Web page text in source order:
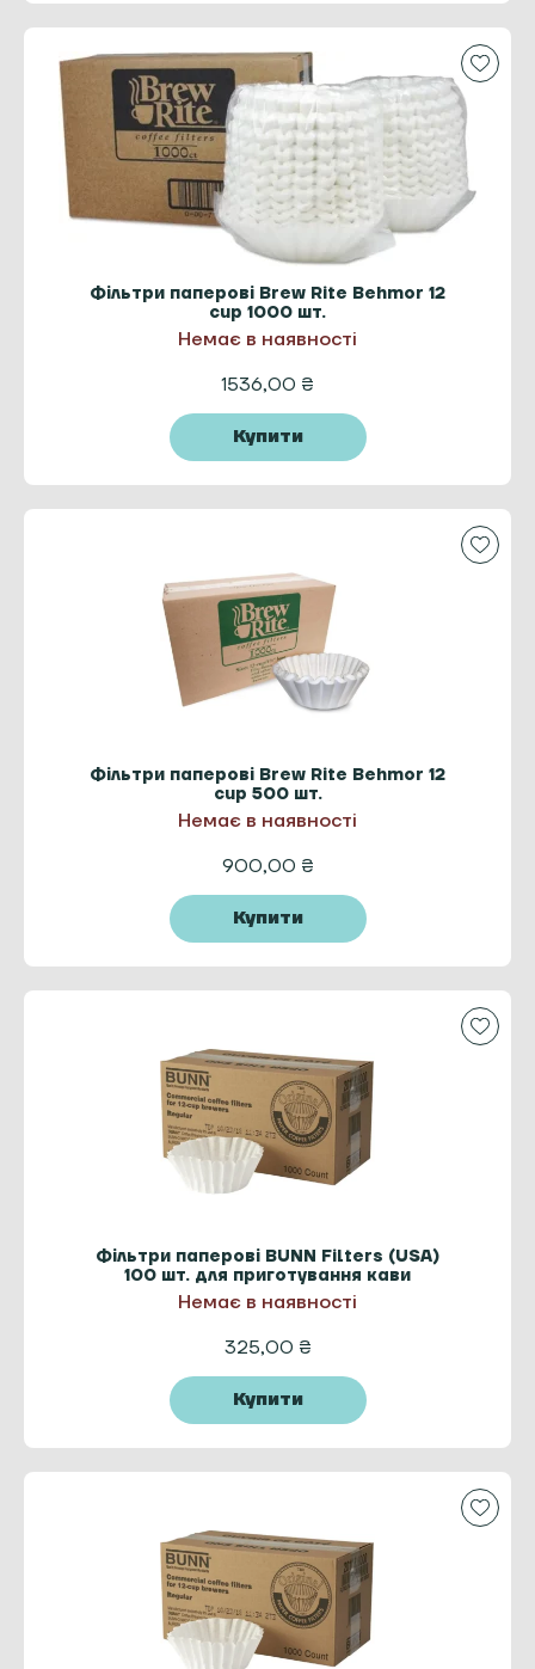
Фільтри паперові Brew Rite Behmor 12
cup 1000 шт.
Немає в наявності
1536,00 ₴
Купити
Фільтри паперові Brew Rite Behmor 12
cup 500 шт.
Немає в наявності
900,00 ₴
Купити
Фільтри паперові BUNN Filters (USA)
100 шт. для приготування кави
Немає в наявності
325,00 ₴
Купити